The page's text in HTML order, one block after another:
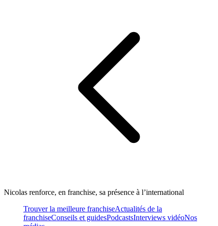
Nicolas renforce, en franchise, sa présence à l’international
Trouver la meilleure franchiseActualités de la
franchiseConseils et guidesPodcastsInterviews vidéoNos